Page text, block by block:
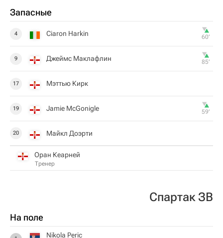
Запасные
4 Ciaron Harkin 60‎’‎
9 Джеймс Маклафлин 85‎’‎
17 Мэттью Кирк
19 Jamie McGonigle 59‎’‎
20 Майкл Доэрти
Оран Кеарней
Тренер
Спартак ЗВ
На поле
Nikola Peric